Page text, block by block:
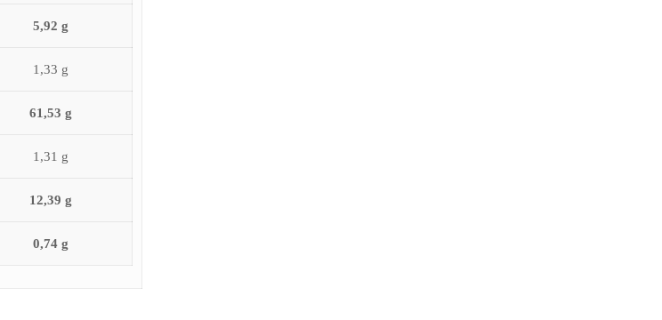
5,92 g
1,33 g
61,53 g
1,31 g
12,39 g
0,74 g